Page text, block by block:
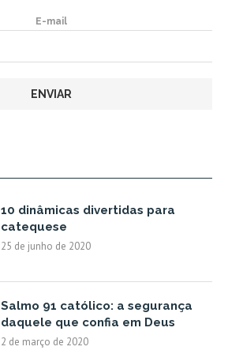
E-mail
10 dinâmicas divertidas para
catequese
25 de junho de 2020
Salmo 91 católico: a segurança
daquele que confia em Deus
2 de março de 2020